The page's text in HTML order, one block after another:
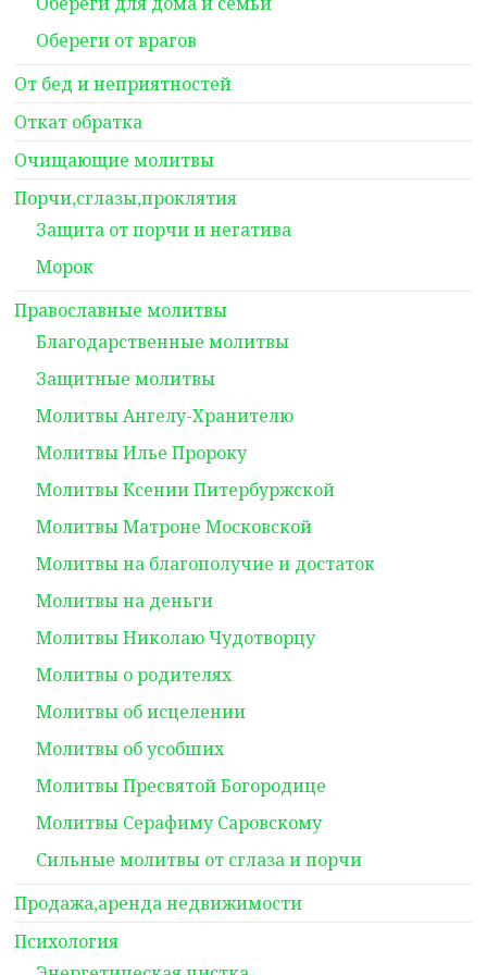
Обереги от врагов
От бед и неприятностей
Откат обратка
Очищающие молитвы
Порчи,сглазы,проклятия
Защита от порчи и негатива
Морок
Православные молитвы
Благодарственные молитвы
Защитные молитвы
Молитвы Ангелу-Хранителю
Молитвы Илье Пророку
Молитвы Ксении Питербуржской
Молитвы Матроне Московской
Молитвы на благополучие и достаток
Молитвы на деньги
Молитвы Николаю Чудотворцу
Молитвы о родителях
Молитвы об исцелении
Молитвы об усобших
Молитвы Пресвятой Богородице
Молитвы Серафиму Саровскому
Сильные молитвы от сглаза и порчи
Продажа,аренда недвижимости
Психология